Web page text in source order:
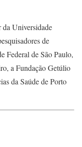
Universidade
de
Federal de São Paulo,
a Fundação Getúlio
da Saúde de Porto